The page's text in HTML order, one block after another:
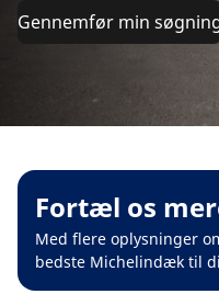
Gennemfør min
Fortæl os
Med flere oplysninger
bedste Michelindæk til